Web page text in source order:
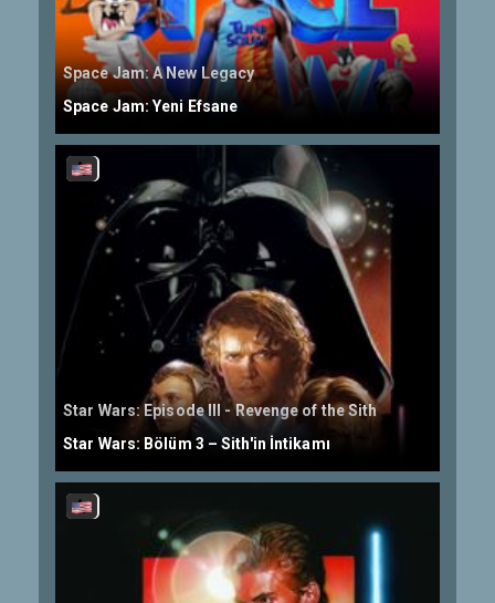
Space Jam: A New Legacy
Space Jam: Yeni Efsane
Star Wars: Episode III - Revenge of the Sith
Star Wars: Bölüm 3 – Sith'in İntikamı